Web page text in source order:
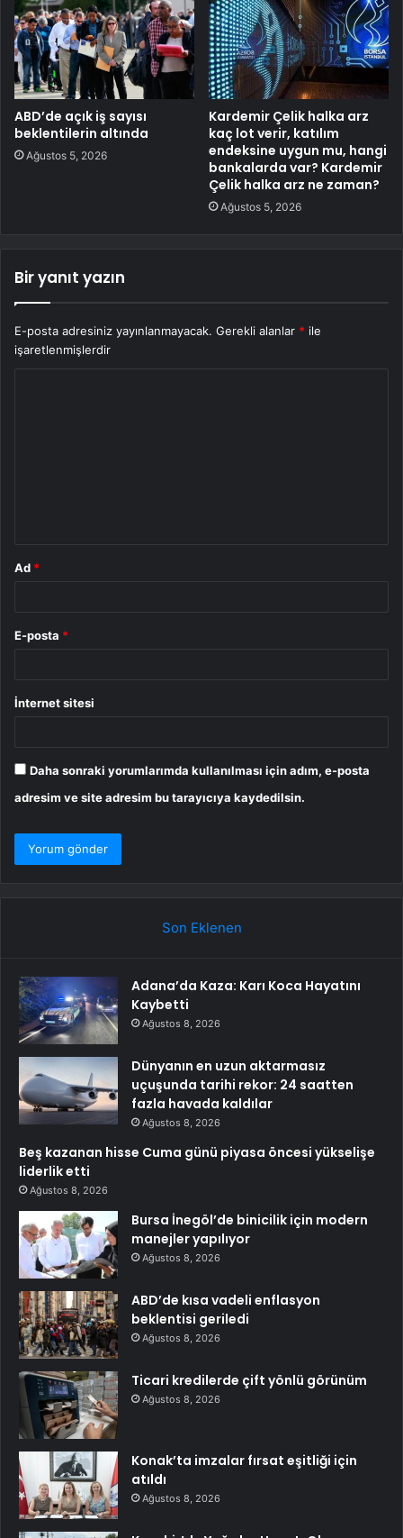
ABD’de açık iş sayısı
beklentilerin altında
Ağustos 5, 2026
Kardemir Çelik halka arz
kaç lot verir, katılım
endeksine uygun mu, hangi
bankalarda var? Kardemir
Çelik halka arz ne zaman?
Ağustos 5, 2026
Bir yanıt yazın
E-posta adresiniz yayınlanmayacak. Gerekli alanlar * ile
işaretlenmişlerdir
Ad *
E-posta *
İnternet sitesi
Daha sonraki yorumlarımda kullanılması için adım, e-posta
adresim ve site adresim bu tarayıcıya kaydedilsin.
Son Eklenen
Adana’da Kaza: Karı Koca Hayatını
Kaybetti
Ağustos 8, 2026
Dünyanın en uzun aktarmasız
uçuşunda tarihi rekor: 24 saatten
fazla havada kaldılar
Ağustos 8, 2026
Beş kazanan hisse Cuma günü piyasa öncesi yükselişe
liderlik etti
Ağustos 8, 2026
Bursa İnegöl’de binicilik için modern
manejler yapılıyor
Ağustos 8, 2026
ABD’de kısa vadeli enflasyon
beklentisi geriledi
Ağustos 8, 2026
Ticari kredilerde çift yönlü görünüm
Ağustos 8, 2026
Konak’ta imzalar fırsat eşitliği için
atıldı
Ağustos 8, 2026